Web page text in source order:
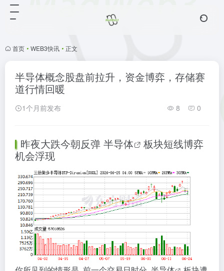
首页 • WEB3快讯 • 正文
半导体概念股盘前拉升，资金博弈，存储赛
道行情回暖
1个月前发布 8 0
昨夜大跌今朝反弹 半导体
板块短线博弈
机会浮现